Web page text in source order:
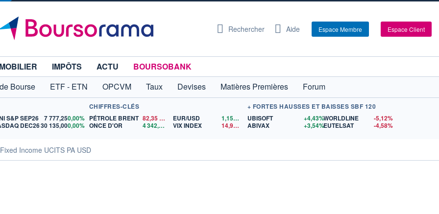
Rechercher Aide Espace Membre Espace Client
IMPÔTS ACTU
BOURSOBANK
Bourse
ETF - ETN OPCVM Taux Devises Matières Premières Forum
S&P SEP26 7 777,250,00%
DEC2630 135,000,00%
CHIFFRES-CLÉS
PÉTROLE BRENT 82,35
ONCE D'OR
4 342,26 $US
EUR/USD 1,1559
$US
VIX INDEX
14,90$US
+ FORTES HAUSSES ET BAISSES SBF 120
UBISOFT
+4,43%
ABIVAX
+3,54%
WORLDLINE
-5,12%
EUTELSAT
-4,58%
Income UCITS PA USD